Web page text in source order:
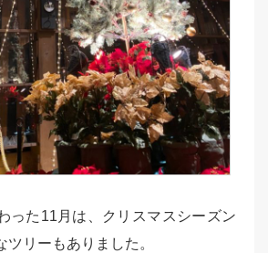
った11月は、クリスマスシーズン
リーもありました。